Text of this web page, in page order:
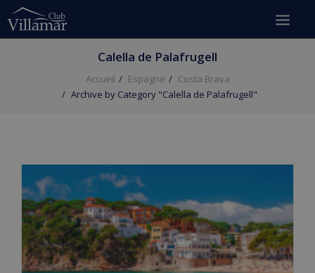
Calella de Palafrugell
Accueil Espagne
Costa Brava
Archive by Category "Calella de Palafrugell"